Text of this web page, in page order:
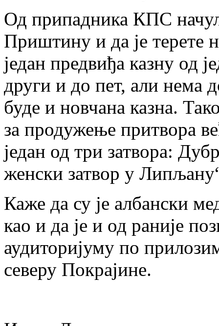
Од припадника КПС
Приштину и да је терете
један предвиђа казну од
други и до пет, али нема
буде и новчана казна.
за продужење притвора
један од три затвора:
женски затвор у
Каже да су је албански
као и да је и од раније
аудиторијуму по
северу Покрајине.